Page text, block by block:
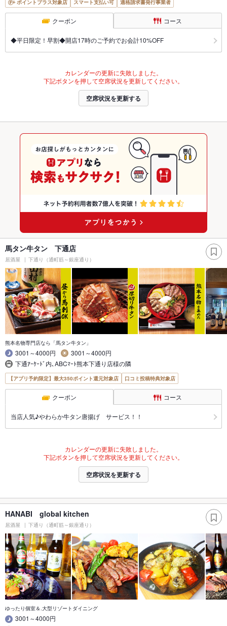
ポイントプラス対象店 スマート支払い可 適格請求書発行事業者
クーポン コース
◆平日限定！早割◆開店17時のご予約でお会計10%OFF
カレンダーの更新に失敗しました。
下記ボタンを押して空席状況を更新してください。
空席状況を更新する
馬タン牛タン 下通店
居酒屋 下通り（通町筋～銀座通り）
熊本名物専門店なら「馬タン牛タン」
3001～4000円
3001～4000円
下通ｱｰｹｰﾄﾞ内､ABCﾏｰﾄ熊本下通り店様の隣
【アプリ予約限定】最大350ポイント還元対象店 口コミ投稿特典対象店
クーポン コース
当店人気♪やわらか牛タン唐揚げ サービス！！
カレンダーの更新に失敗しました。
下記ボタンを押して空席状況を更新してください。
空席状況を更新する
HANABI global kitchen
居酒屋 下通り（通町筋～銀座通り）
ゆったり個室＆.大型リゾートダイニング
3001～4000円